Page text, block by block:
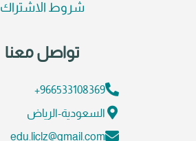
شروط الاشتراك
تواصل معنا
966533108369+
السعودية-الرياض
edu.liclz@gmail.com